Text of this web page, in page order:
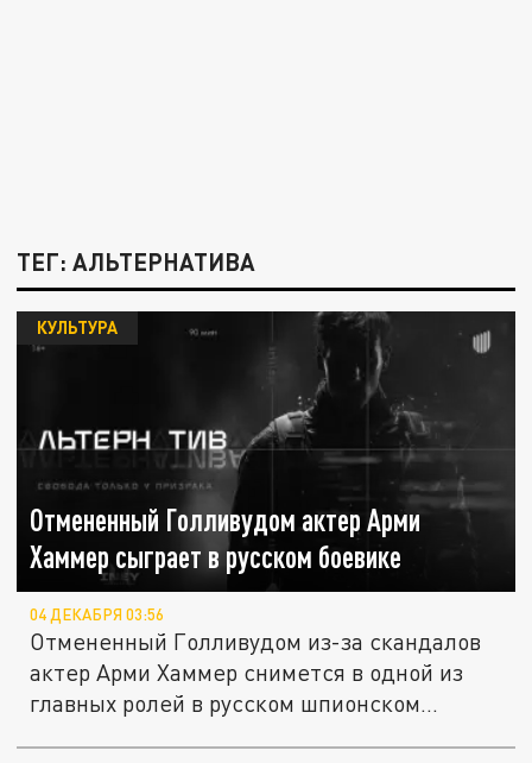
ТЕГ: АЛЬТЕРНАТИВА
Отмененный Голливудом актер Арми
Хаммер сыграет в русском боевике
КУЛЬТУРА
04 ДЕКАБРЯ 03:56
Отмененный Голливудом из-за скандалов
актер Арми Хаммер снимется в одной из
главных ролей в русском шпионском...